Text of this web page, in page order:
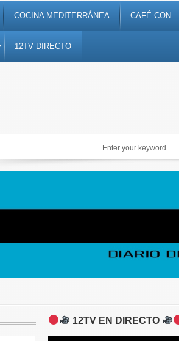
COCINA MEDITERRÁNEA CAFÉ CON…
12TV DIRECTO
Alicante Actualidad
12TV EN DIRECTO